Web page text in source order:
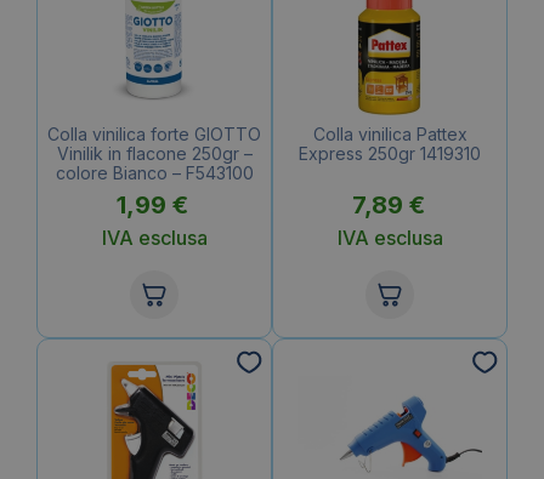
Colla vinilica forte GIOTTO
Vinilik in flacone 250gr –
colore Bianco – F543100
1,99 €
IVA esclusa
Colla vinilica Pattex
Express 250gr 1419310
7,89 €
IVA esclusa